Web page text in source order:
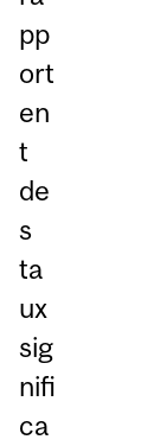
pp
ort
en
t
de
s
ta
ux
sig
nifi
ca